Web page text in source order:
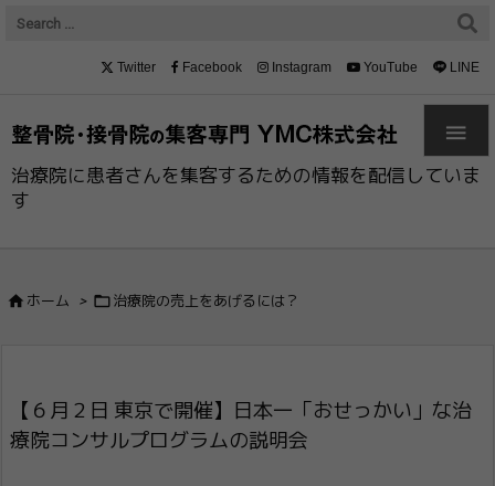
治療院に患者さんを集客するための情報を配信していま
す

Twitter Facebook Instagram YouTube LINE
 ホーム >  治療院の売上をあげるには？
【６月２日 東京で開催】日本一「おせっかい」な治
療院​コンサルプログラムの説明会